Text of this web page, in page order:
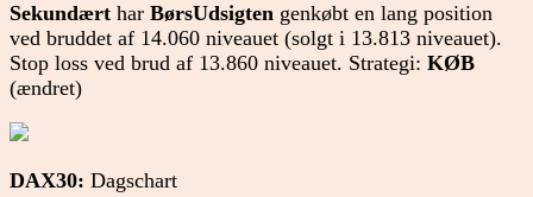
Sekundært har BørsUdsigten genkøbt en lang position
ved bruddet af 14.060 niveauet (solgt i 13.813 niveauet).
Stop loss ved brud af 13.860 niveauet. Strategi: KØB
(ændret)
DAX30: Dagschart